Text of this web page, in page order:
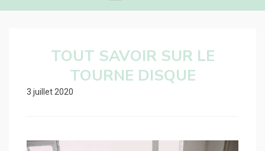
TOUT SAVOIR SUR LE
TOURNE DISQUE
3 juillet 2020